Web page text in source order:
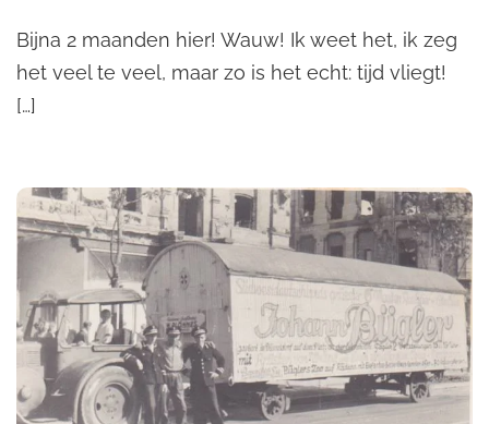
Bijna 2 maanden hier! Wauw! Ik weet het, ik zeg
het veel te veel, maar zo is het echt: tijd vliegt!
[…]